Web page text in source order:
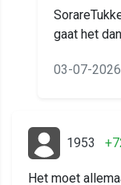
gaat het
03-07-
1953
Het moet